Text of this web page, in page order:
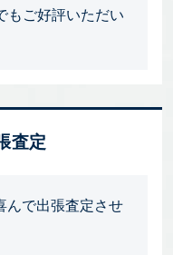
もご好評いただい
査定
んで出張査定させ